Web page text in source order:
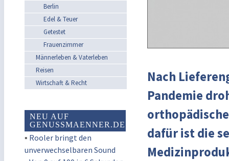
Berlin
Edel & Teuer
Getestet
Frauenzimmer
Männerleben & Vaterleben
Reisen
Wirtschaft & Recht
NEU AUF
GENUSSMAENNER.DE
▪ Rooler bringt den
unverwechselbaren Sound
Nach
Pandemie
dafür ist die